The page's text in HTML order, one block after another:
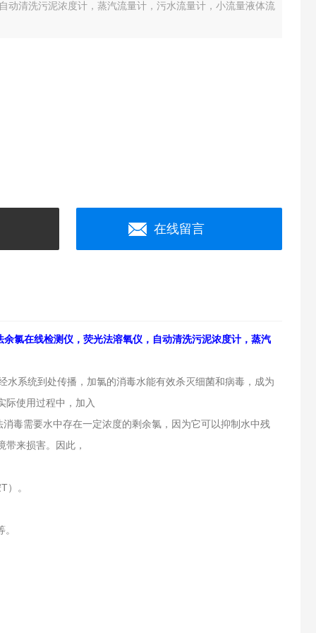
动清洗污泥浓度计，蒸汽流量计，污水流量计，小流量液体流
在线留言
氯在线检测仪，荧光法溶氧仪，自动清洗污泥浓度计，蒸汽
系统到处传播，加氯的消毒水能有效杀灭细菌和病毒，成为
际使用过程中，加入
毒需要水中存在一定浓度的剩余氯，因为它可以抑制水中残
来损害。因此，
）。